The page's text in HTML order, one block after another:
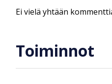
Ei vielä yhtään
Toiminnot